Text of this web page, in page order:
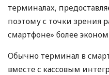
терминалах,
поэтому с точки зрения
смартфоне» более
Обычно терминал в
вместе с кассовым